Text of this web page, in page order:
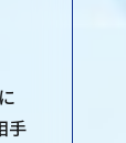
手